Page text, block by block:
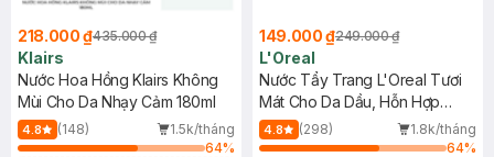
218.000 ₫435.000 ₫
Klairs
Nước Hoa Hồng Klairs Không
Mùi Cho Da Nhạy Cảm 180ml
4.8 (148)
1.5k/tháng
64%
149.000 ₫249.000 ₫
L'Oreal
Nước Tẩy Trang L'Oreal Tươi
Mát Cho Da Dầu, Hỗn Hợp
400ml
4.8 (298)
1.8k/tháng
64%